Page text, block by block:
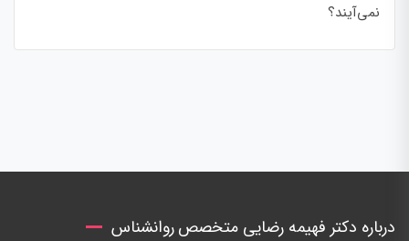
نمی‌آیند؟
درباره دکتر فهیمه رضایی متخصص روانشناس